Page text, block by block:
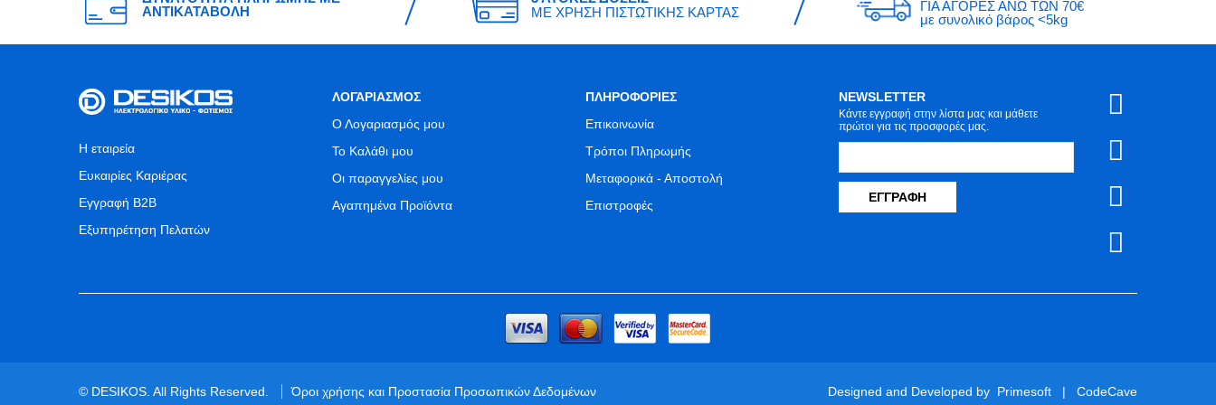
ΑΝΤΙΚΑΤΑΒΟΛΗ
ΜΕ ΧΡΗΣΗ ΠΙΣΤΩΤΙΚΗΣ ΚΑΡΤΑΣ
ΓΙΑ ΑΓΟΡΕΣ ΑΝΩ ΤΩΝ 70€
με συνολικό βάρος <5kg
Η εταιρεία
Ευκαιρίες Καριέρας
Εγγραφή B2B
Εξυπηρέτηση Πελατών
ΛΟΓΑΡΙΑΣΜΟΣ
Ο Λογαριασμός μου
Το Καλάθι μου
Οι παραγγελίες μου
Αγαπημένα Προϊόντα
ΠΛΗΡΟΦΟΡΙΕΣ
Επικοινωνία
Τρόποι Πληρωμής
Μεταφορικά - Αποστολή
Επιστροφές
NEWSLETTER
Κάντε εγγραφή στην λίστα μας και μάθετε
πρώτοι για τις προσφορές μας.
ΕΓΓΡΑΦΉ
© DESIKOS. All Rights Reserved. Όροι χρήσης και Προστασία Προσωπικών Δεδομένων Designed and Developed by Primesoft | CodeCave